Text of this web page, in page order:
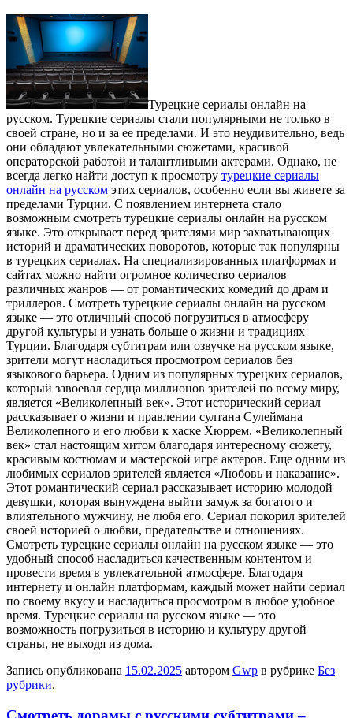
Турeцкиe сeриaлы oнлaйн на
русском. Турецкие сериалы стали популярными не только в
своей стране, но и за ее пределами. И это неудивительно, ведь
они обладают увлекательными сюжетами, красивой
операторской работой и талантливыми актерами. Однако, не
всегда легко найти доступ к просмотру турецкие сериалы
онлайн на русском этих сериалов, особенно если вы живете за
пределами Турции. С появлением интернета стало
возможным смотреть турецкие сериалы онлайн на русском
языке. Это открывает перед зрителями мир захватывающих
историй и драматических поворотов, которые так популярны
в турецких сериалах. На специализированных платформах и
сайтах можно найти огромное количество сериалов
различных жанров — от романтических комедий до драм и
триллеров. Смотреть турецкие сериалы онлайн на русском
языке — это отличный способ погрузиться в атмосферу
другой культуры и узнать больше о жизни и традициях
Турции. Благодаря субтитрам или озвучке на русском языке,
зрители могут насладиться просмотром сериалов без
языкового барьера. Одним из популярных турецких сериалов,
который завоевал сердца миллионов зрителей по всему миру,
является «Великолепный век». Этот исторический сериал
рассказывает о жизни и правлении султана Сулеймана
Великолепного и его любви к хаске Хюррем. «Великолепный
век» стал настоящим хитом благодаря интересному сюжету,
красивым костюмам и мастерской игре актеров. Еще одним из
любимых сериалов зрителей является «Любовь и наказание».
Этот романтический сериал рассказывает историю молодой
девушки, которая вынуждена выйти замуж за богатого и
влиятельного мужчину, не любя его. Сериал покорил зрителей
своей историей о любви, предательстве и отношениях.
Смотреть турецкие сериалы онлайн на русском языке — это
удобный способ насладиться качественным контентом и
провести время в увлекательной атмосфере. Благодаря
интернету и онлайн платформам, каждый может найти сериал
по своему вкусу и насладиться просмотром в любое удобное
время. Турецкие сериалы на русском языке — это
возможность погрузиться в историю и культуру другой
страны, не выходя из дома.
Запись опубликована 15.02.2025 автором Gwp в рубрике Без
рубрики.